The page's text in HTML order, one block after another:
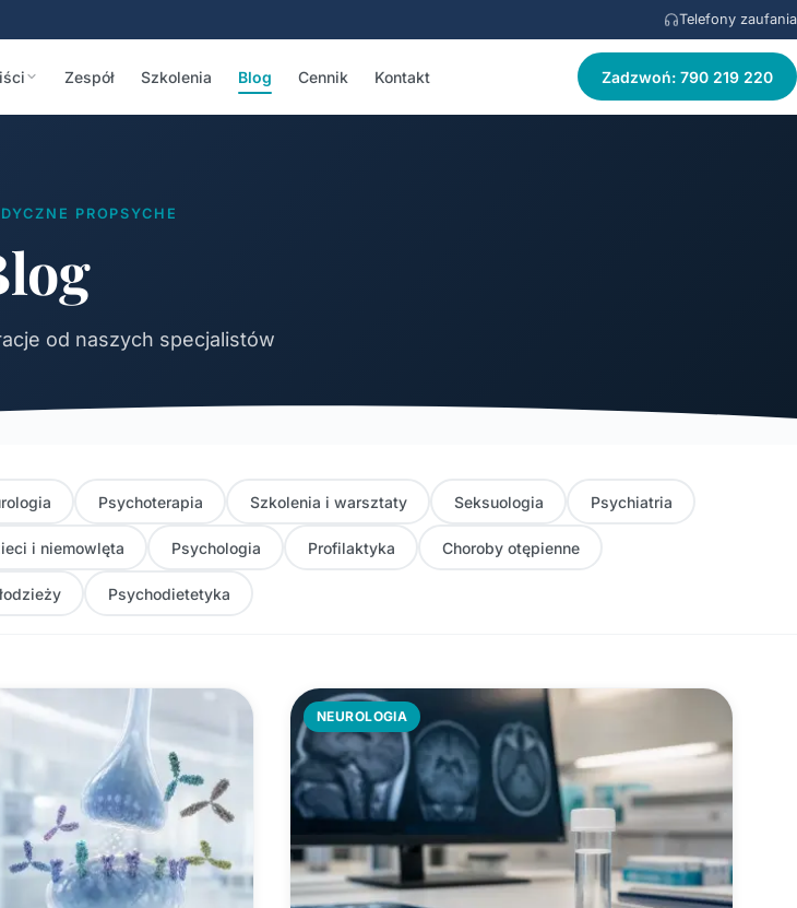
Telefony zaufania
Zespół Szkolenia Blog Cennik Kontakt Zadzwoń: 790 219 220
PROPSYCHE
od naszych specjalistów
Psychoterapia Szkolenia i warsztaty Seksuologia Psychiatria
i niemowlęta Psychologia Profilaktyka Choroby otępienne
Psychodietetyka
NEUROLOGIA